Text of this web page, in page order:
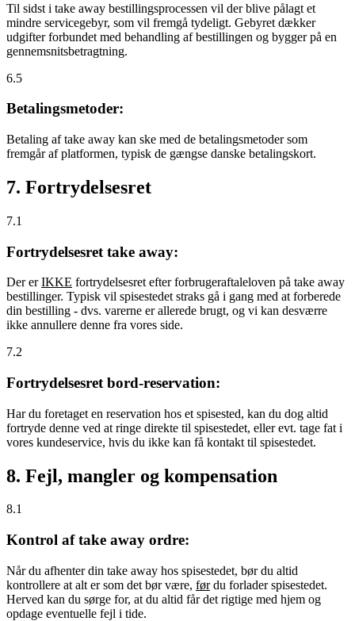
Til sidst i take away bestillingsprocessen vil der blive pålagt et
mindre servicegebyr, som vil fremgå tydeligt. Gebyret dækker
udgifter forbundet med behandling af bestillingen og bygger på en
gennemsnitsbetragtning.
6.5
Betalingsmetoder:
Betaling af take away kan ske med de betalingsmetoder som
fremgår af platformen, typisk de gængse danske betalingskort.
7. Fortrydelsesret
7.1
Fortrydelsesret take away:
Der erIKKE fortrydelsesret efter forbrugeraftaleloven på take away
bestillinger. Typisk vil spisestedet straks gå i gang med at forberede
din bestilling - dvs. varerne er allerede brugt, og vi kan desværre
ikke annullere denne fra vores side.
7.2
Fortrydelsesret bord-reservation:
Har du foretaget en reservation hos et spisested, kan du dog altid
fortryde denne ved at ringe direkte til spisestedet, eller evt. tage fat i
vores kundeservice, hvis du ikke kan få kontakt til spisestedet.
8. Fejl, mangler og kompensation
8.1
Kontrol af take away ordre:
Når du afhenter din take away hos spisestedet, bør du altid
kontrollere at alt er som det bør være, førdu forlader spisestedet.
Herved kan du sørge for, at du altid får det rigtige med hjem og
opdage eventuelle fejl i tide.